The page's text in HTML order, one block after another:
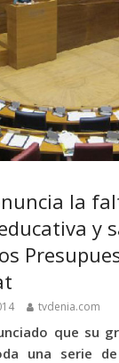
la
y
tvdenia.com
que su
una serie